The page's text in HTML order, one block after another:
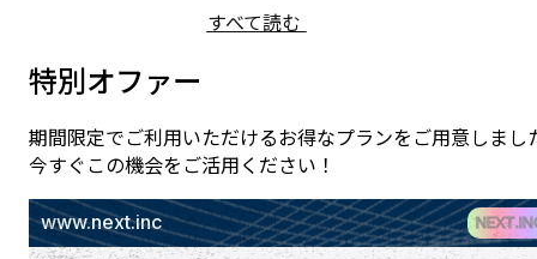
すべて読む
特別オファー
期間限定でご利用いただけるお得なプランをご用意しまし
今すぐこの機会をご活用ください！
www.next.inc